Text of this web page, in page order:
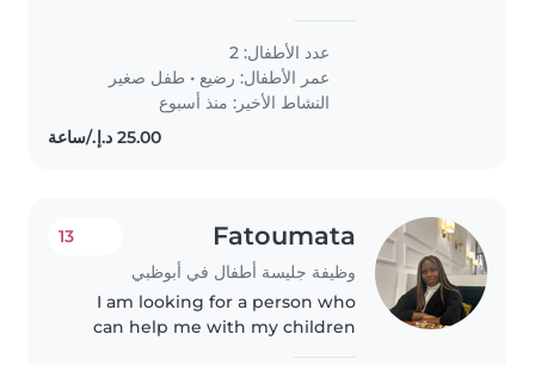
month and second daughter
after one month complete the 1
year
عدد الأطفال: 2
عمر الأطفال: رضيع • طفل صغير
النشاط الأخير: منذ أسبوع
Fatoumata
وظيفة جليسة أطفال في أبوظبي
13
I am looking for a person who
can help me with my children